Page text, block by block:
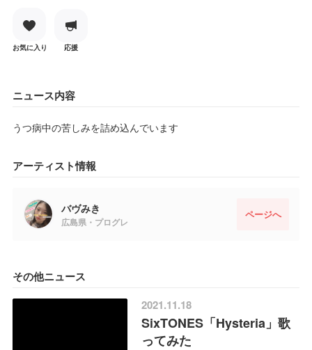
お気に入り 応援
ニュース内容
うつ病中の苦しみを詰め込んでいます
アーティスト情報
バヴみき
広島県・プログレ
ページへ
その他ニュース
2021.11.18
SixTONES「Hysteria」歌
ってみた